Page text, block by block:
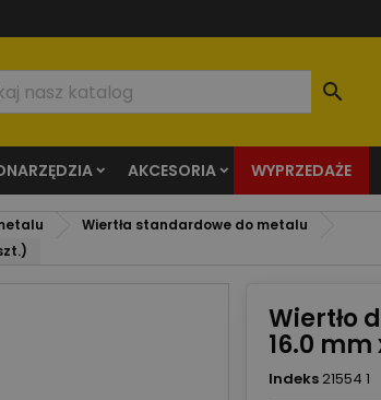

AKCESORIA WYPRZEDAŻE
Wiertła standardowe do metalu
Wiertło
16.0 mm
Indeks 21554 1